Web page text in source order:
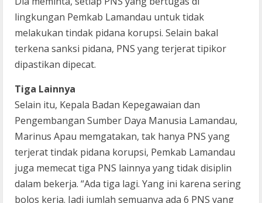
lingkungan Pemkab Lamandau untuk tidak
melakukan tindak pidana korupsi. Selain bakal
terkena sanksi pidana, PNS yang terjerat tipikor
dipastikan dipecat.
Tiga Lainnya
Selain itu, Kepala Badan Kepegawaian dan
Pengembangan Sumber Daya Manusia Lamandau,
Marinus Apau memgatakan, tak hanya PNS yang
terjerat tindak pidana korupsi, Pemkab Lamandau
juga memecat tiga PNS lainnya yang tidak disiplin
dalam bekerja. “Ada tiga lagi. Yang ini karena sering
bolos kerja. Jadi jumlah semuanya ada 6 PNS yang